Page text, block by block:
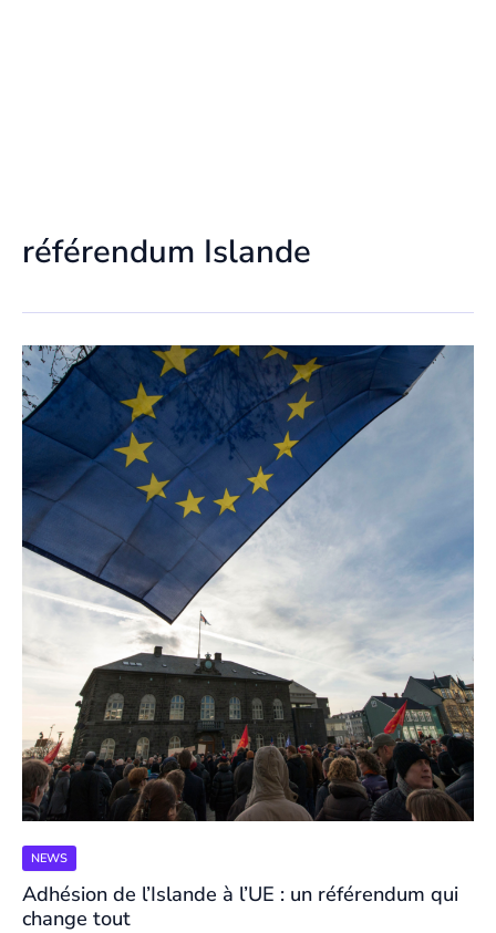
référendum Islande
NEWS
Adhésion de l’Islande à l’UE : un référendum qui
change tout